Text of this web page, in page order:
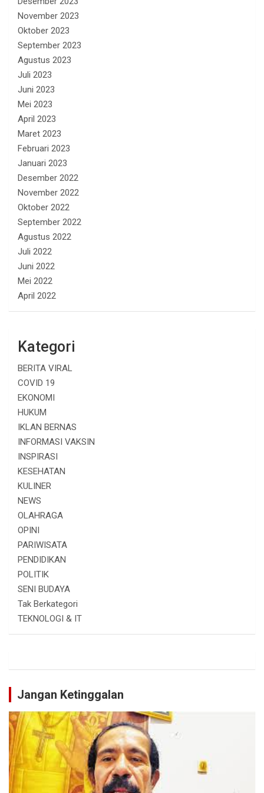
November 2023
Oktober 2023
September 2023
Agustus 2023
Juli 2023
Juni 2023
Mei 2023
April 2023
Maret 2023
Februari 2023
Januari 2023
Desember 2022
November 2022
Oktober 2022
September 2022
Agustus 2022
Juli 2022
Juni 2022
Mei 2022
April 2022
Kategori
BERITA VIRAL
COVID 19
EKONOMI
HUKUM
IKLAN BERNAS
INFORMASI VAKSIN
INSPIRASI
KESEHATAN
KULINER
NEWS
OLAHRAGA
OPINI
PARIWISATA
PENDIDIKAN
POLITIK
SENI BUDAYA
Tak Berkategori
TEKNOLOGI & IT
Jangan Ketinggalan